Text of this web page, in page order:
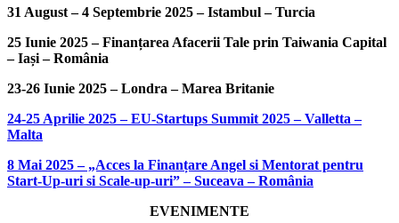
31 August – 4 Septembrie 2025 – Istambul – Turcia
25 Iunie 2025 – Finanțarea Afacerii Tale prin Taiwania Capital
– Iași – România
23-26 Iunie 2025 – Londra – Marea Britanie
24-25 Aprilie 2025 – EU-Startups Summit 2025 – Valletta –
Malta
8 Mai 2025 – „Acces la Finanțare Angel si Mentorat pentru
Start-Up-uri si Scale-up-uri” – Suceava – România
EVENIMENTE